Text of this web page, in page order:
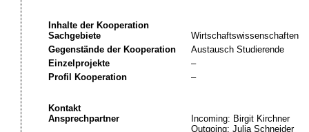
Inhalte der Kooperation
Sachgebiete
Wirtschaftswissenschaften
Gegenstände der Kooperation
Austausch Studierende
Einzelprojekte
–
Profil Kooperation
–
Kontakt
Ansprechpartner
Incoming: Birgit Kirchner
Outgoing: Julia Schneider